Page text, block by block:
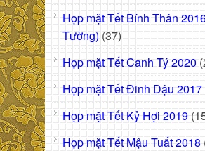
Họp mặt Tết Bính Thân
Tường) (37)
Họp mặt Tết Canh Tý 2020
Họp mặt Tết Đinh Dậu 2017
Họp mặt Tết Kỷ Hợi 2019
Họp mặt Tết Mậu Tuất 2018